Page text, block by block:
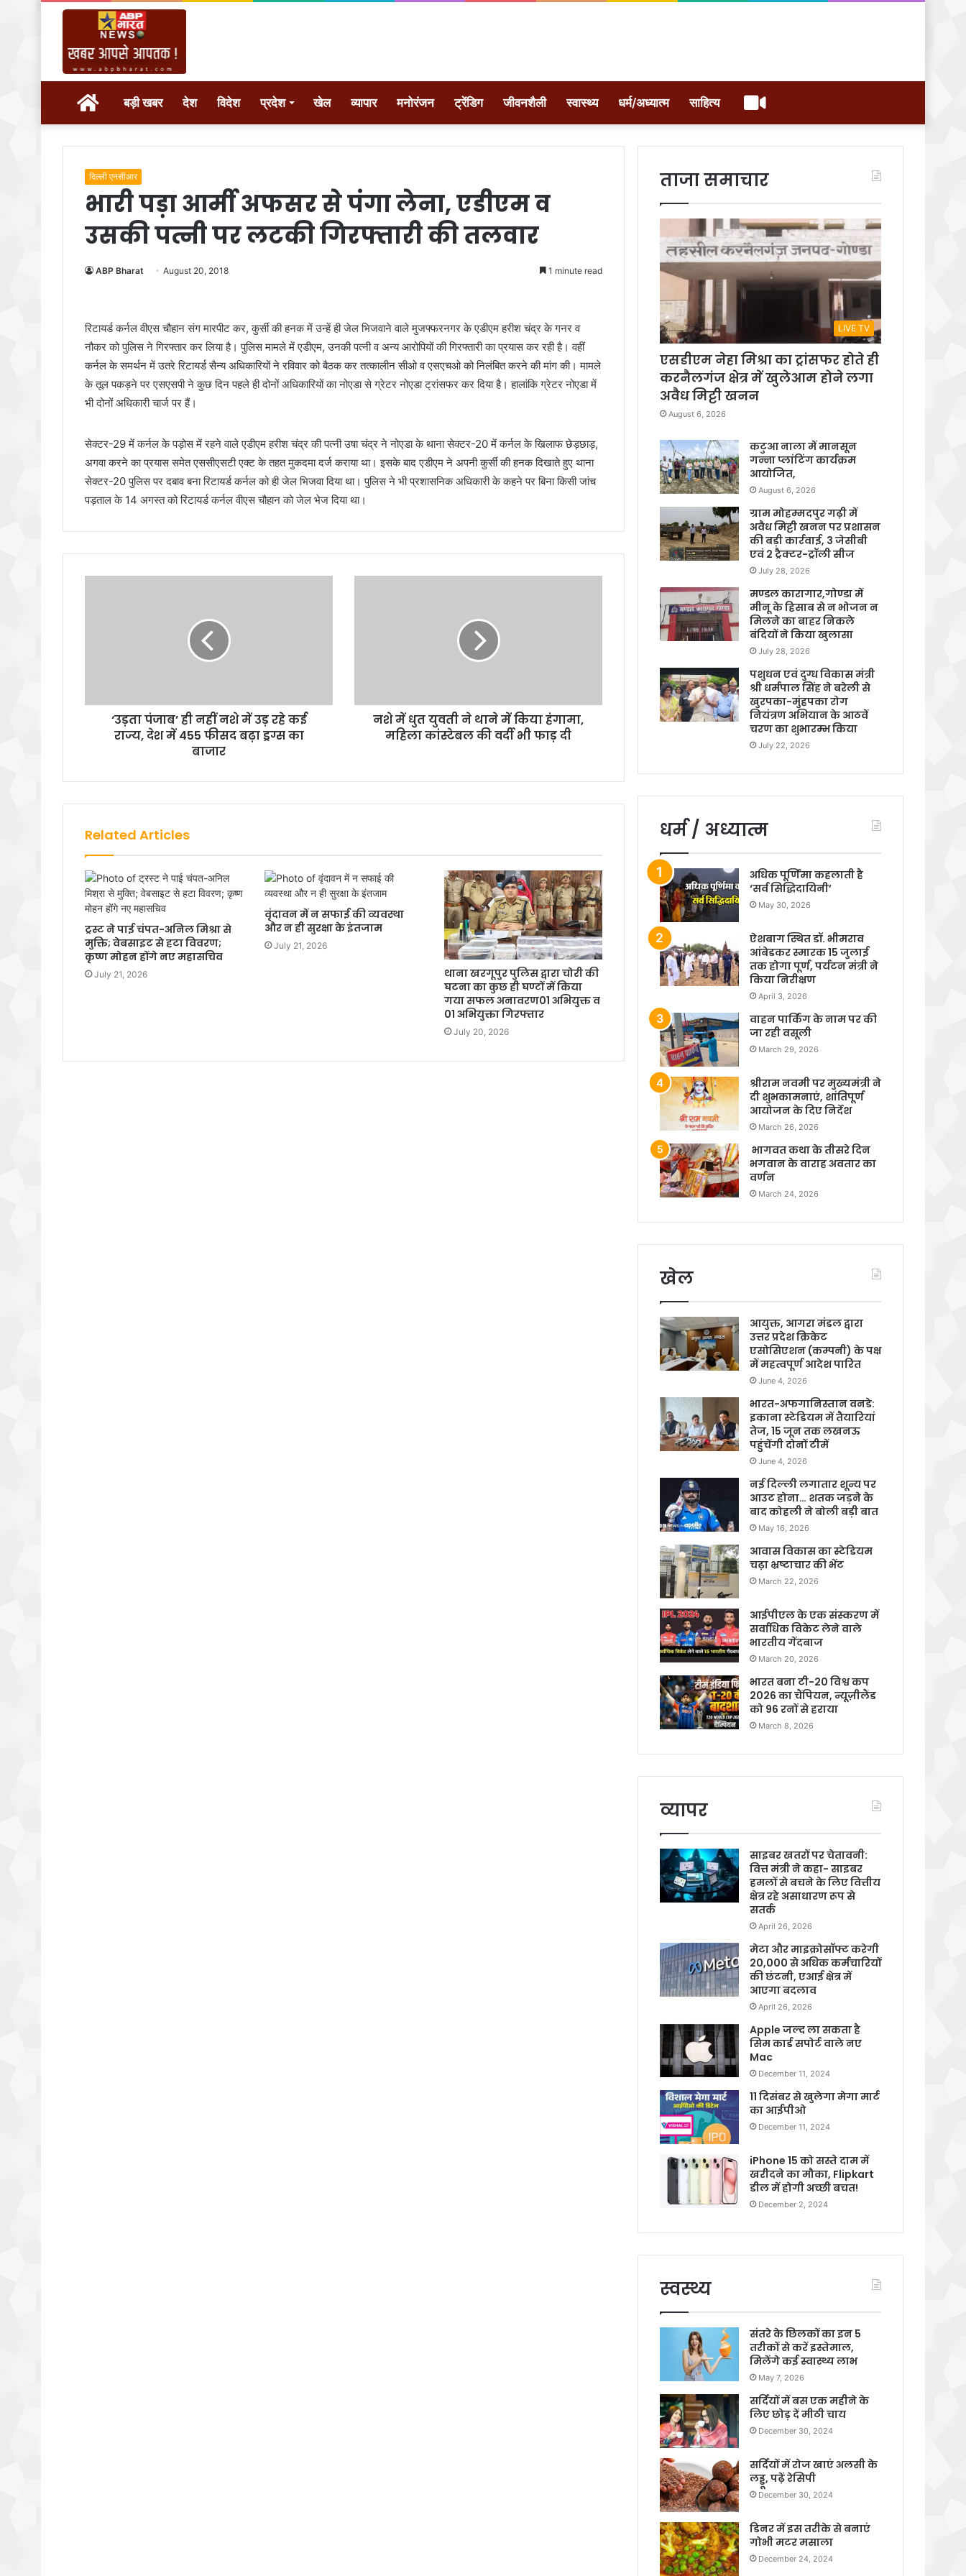
होम बड़ी खबर देश विदेश प्रदेश खेल व्यापार मनोरंजन ट्रेंडिग जीवनशैली स्वास्थ्य धर्म/अध्यात्म साहित्य वीडियो
दिल्ली एनसीआर
भारी पड़ा आर्मी अफसर से पंगा लेना, एडीएम व
उसकी पत्नी पर लटकी गिरफ्तारी की तलवार
ABP Bharat August 20, 2018 1 minute read
रिटायर्ड कर्नल वीएस चौहान संग मारपीट कर, कुर्सी की हनक में उन्हें ही जेल भिजवाने वाले मुजफ्फरनगर के एडीएम हरीश चंद्र के गनर व
नौकर को पुलिस ने गिरफ्तार कर लिया है। पुलिस मामले में एडीएम, उनकी पत्नी व अन्य आरोपियों की गिरफ्तारी का प्रयास कर रही है। वहीं
कर्नल के समर्थन में उतरे रिटायर्ड सैन्य अधिकारियों ने रविवार को बैठक कर तत्कालीन सीओ व एसएचओ को निलंबित करने की मांग की। मामले
के तूल पकड़ने पर एसएसपी ने कुछ दिन पहले ही दोनों अधिकारियों का नोएडा से ग्रेटर नोएडा ट्रांसफर कर दिया है। हालांकि ग्रेटर नोएडा में
भी दोनों अधिकारी चार्ज पर हैं।
सेक्टर-29 में कर्नल के पड़ोस में रहने वाले एडीएम हरीश चंद्र की पत्नी उषा चंद्र ने नोएडा के थाना सेक्टर-20 में कर्नल के खिलाफ छेड़छाड़,
अगवा करने का प्रयास समेत एससीएसटी एक्ट के तहत मुकदमा दर्ज कराया था। इसके बाद एडीएम ने अपनी कुर्सी की हनक दिखाते हुए थाना
सेक्टर-20 पुलिस पर दबाव बना रिटायर्ड कर्नल को ही जेल भिजवा दिया था। पुलिस ने भी प्रशासनिक अधिकारी के कहने पर बिना किसी जांच
पड़ताल के 14 अगस्त को रिटायर्ड कर्नल वीएस चौहान को जेल भेज दिया था।
‘उड़ता पंजाब’ ही नहीं नशे में उड़ रहे कई
राज्य, देश में 455 फीसद बढ़ा ड्रग्स का
बाजार
नशे में धुत युवती ने थाने में किया हंगामा,
महिला कांस्टेबल की वर्दी भी फाड़ दी
Related Articles
ट्रस्ट ने पाई चंपत-अनिल मिश्रा से
मुक्ति; वेबसाइट से हटा विवरण;
कृष्ण मोहन होंगे नए महासचिव
July 21, 2026
वृंदावन में न सफाई की व्यवस्था
और न ही सुरक्षा के इंतजाम
July 21, 2026
थाना खरगूपुर पुलिस द्वारा चोरी की
घटना का कुछ ही घण्टों में किया
गया सफल अनावरण01 अभियुक्त व
01 अभियुक्ता गिरफ्तार
July 20, 2026
ताजा समाचार
LIVE TV
एसडीएम नेहा मिश्रा का ट्रांसफर होते ही
करनैलगंज क्षेत्र में खुलेआम होने लगा
अवैध मिट्टी खनन
August 6, 2026
कटुआ नाला में मानसून
गन्ना प्लांटिंग कार्यक्रम
आयोजित,
August 6, 2026
ग्राम मोहम्मदपुर गढ़ी में
अवैध मिट्टी खनन पर प्रशासन
की बड़ी कार्रवाई, 3 जेसीबी
एवं 2 ट्रैक्टर-ट्रॉली सीज
July 28, 2026
मण्डल कारागार,गोण्डा में
मीनू के हिसाब से न भोजन न
मिलने का बाहर निकले
बंदियों ने किया खुलासा
July 28, 2026
पशुधन एवं दुग्ध विकास मंत्री
श्री धर्मपाल सिंह ने बरेली से
खुरपका-मुंहपका रोग
नियंत्रण अभियान के आठवें
चरण का शुभारम्भ किया
July 22, 2026
धर्म / अध्यात्म
अधिक पूर्णिमा कहलाती है
‘सर्व सिद्धिदायिनी’
May 30, 2026
ऐशबाग स्थित डॉ. भीमराव
आंबेडकर स्मारक 15 जुलाई
तक होगा पूर्ण, पर्यटन मंत्री ने
किया निरीक्षण
April 3, 2026
वाहन पार्किंग के नाम पर की
जा रही वसूली
March 29, 2026
श्रीराम नवमी पर मुख्यमंत्री ने
दी शुभकामनाएं, शांतिपूर्ण
आयोजन के दिए निर्देश
March 26, 2026
भागवत कथा के तीसरे दिन
भगवान के वाराह अवतार का
वर्णन
March 24, 2026
खेल
आयुक्त, आगरा मंडल द्वारा
उत्तर प्रदेश क्रिकेट
एसोसिएशन (कम्पनी) के पक्ष
में महत्वपूर्ण आदेश पारित
June 4, 2026
भारत-अफगानिस्तान वनडे:
इकाना स्टेडियम में तैयारियां
तेज, 15 जून तक लखनऊ
पहुंचेंगी दोनों टीमें
June 4, 2026
नई दिल्ली लगातार शून्य पर
आउट होना… शतक जड़ने के
बाद कोहली ने बोली बड़ी बात
May 16, 2026
आवास विकास का स्टेडियम
चढ़ा भ्रष्टाचार की भेंट
March 22, 2026
आईपीएल के एक संस्करण में
सर्वाधिक विकेट लेने वाले
भारतीय गेंदबाज
March 20, 2026
भारत बना टी-20 विश्व कप
2026 का चैंपियन, न्यूज़ीलैंड
को 96 रनों से हराया
March 8, 2026
व्यापर
साइबर खतरों पर चेतावनी:
वित्त मंत्री ने कहा- साइबर
हमलों से बचने के लिए वित्तीय
क्षेत्र रहे असाधारण रूप से
सतर्क
April 26, 2026
मेटा और माइक्रोसॉफ्ट करेगी
20,000 से अधिक कर्मचारियों
की छंटनी, एआई क्षेत्र में
आएगा बदलाव
April 26, 2026
Apple जल्द ला सकता है
सिम कार्ड सपोर्ट वाले नए
Mac
December 11, 2024
11 दिसंबर से खुलेगा मेगा मार्ट
का आईपीओ
December 11, 2024
iPhone 15 को सस्ते दाम में
खरीदने का मौका, Flipkart
डील में होगी अच्छी बचत!
December 2, 2024
स्वस्थ्य
संतरे के छिलकों का इन 5
तरीकों से करें इस्तेमाल,
मिलेंगे कई स्वास्थ्य लाभ
May 7, 2026
सर्दियों में बस एक महीने के
लिए छोड़ दें मीठी चाय
December 30, 2024
सर्दियों में रोज खाएं अलसी के
लड्डू, पढ़ें रेसिपी
December 30, 2024
डिनर में इस तरीके से बनाएं
गोभी मटर मसाला
December 24, 2024